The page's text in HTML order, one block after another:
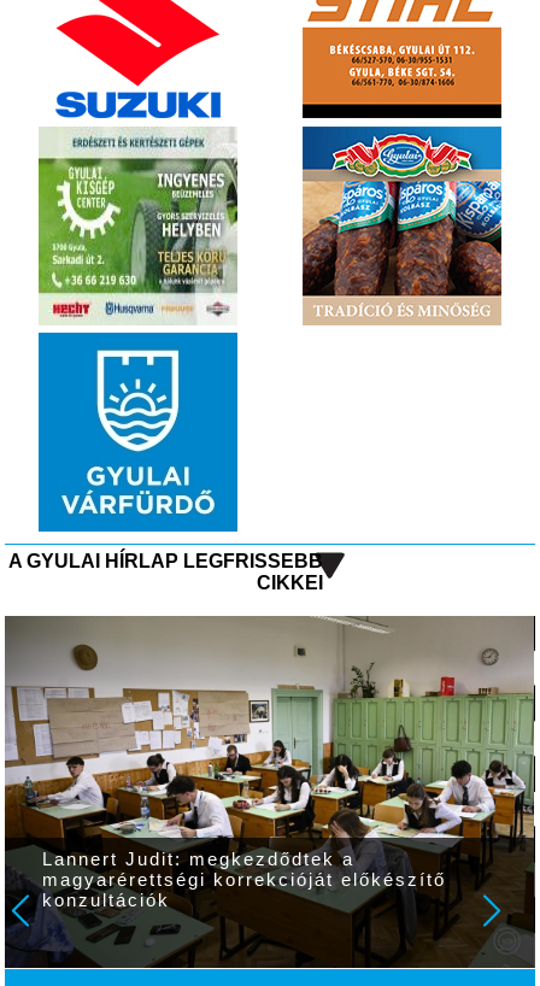
A GYULAI HÍRLAP LEGFRISSEBB
CIKKEI
Lannert Judit: megkezdődtek a
magyarérettségi korrekcióját előkészítő
konzultációk